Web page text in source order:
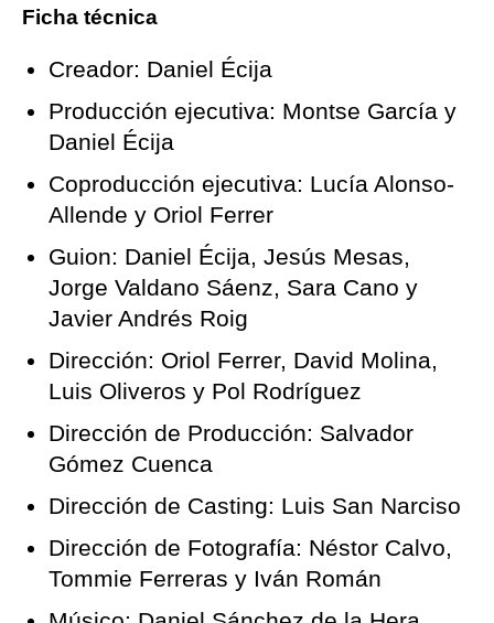
Ficha técnica
Creador: Daniel Écija
Producción ejecutiva: Montse García y
Daniel Écija
Coproducción ejecutiva: Lucía Alonso-
Allende y Oriol Ferrer
Guion: Daniel Écija, Jesús Mesas,
Jorge Valdano Sáenz, Sara Cano y
Javier Andrés Roig
Dirección: Oriol Ferrer, David Molina,
Luis Oliveros y Pol Rodríguez
Dirección de Producción: Salvador
Gómez Cuenca
Dirección de Casting: Luis San Narciso
Dirección de Fotografía: Néstor Calvo,
Tommie Ferreras y Iván Román